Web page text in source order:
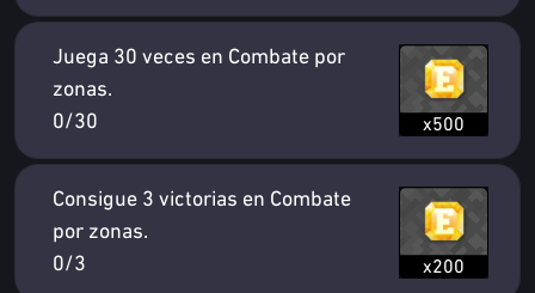
Juega 30 veces en Combate por
zonas.
0/30
x500
Consigue 3 victorias en Combate
por zonas.
0/3
x200